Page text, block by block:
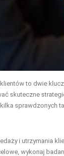
to dwie
skuteczne
sprawdzonych
i utrzymania
wykonaj